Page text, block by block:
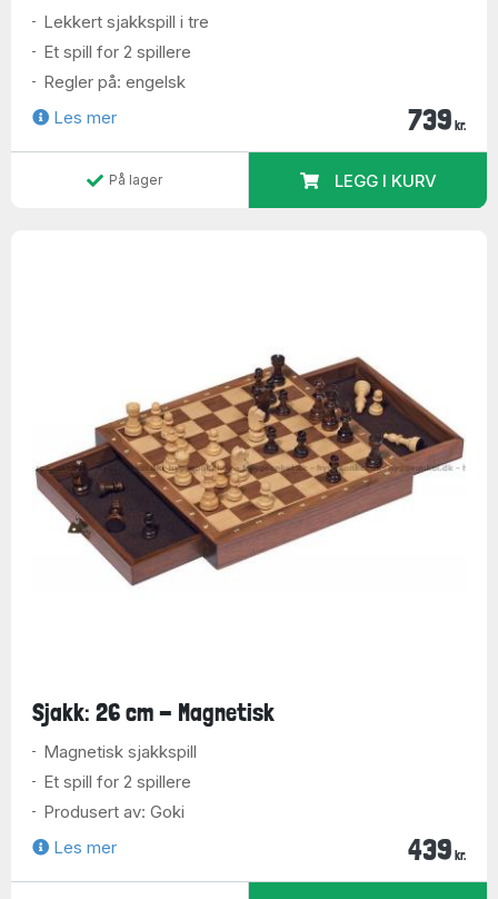
Lekkert sjakkspill i tre
Et spill for 2 spillere
Regler på: engelsk
Les mer
739 kr.
På lager LEGG I KURV
Sjakk: 26 cm - Magnetisk
Magnetisk sjakkspill
Et spill for 2 spillere
Produsert av: Goki
Les mer
439 kr.